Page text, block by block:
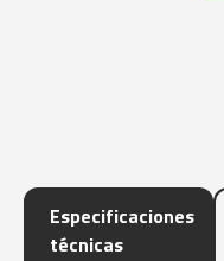
Especificaciones
técnicas